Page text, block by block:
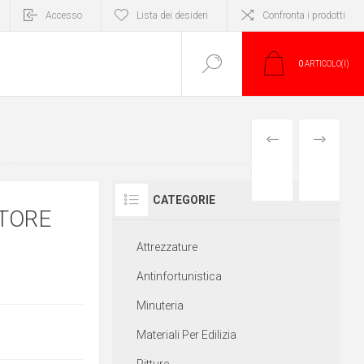
Accesso Lista dei desideri Confronta i prodotti
0ARTICOLO(I)
PRODOTTO
CATEGORIE
Attrezzature
Antinfortunistica
Minuteria
Materiali Per Edilizia